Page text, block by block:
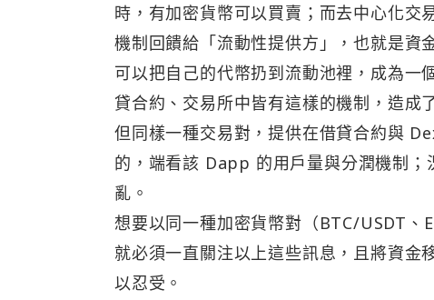
時，有加密貨幣可以買賣；而去中心化交
機制回饋給「流動性提供方」，也就是資
可以把自己的代幣扔到流動池裡，成為一
貸合約、交易所中皆有這樣的機制，造成
但同樣一種交易對，提供在借貸合約與
的，端看該 Dapp 的用戶量與分潤機制
亂。
想要以同一種加密貨幣對（BTC/USDT、
就必須一直關注以上這些訊息，且將資金
以忍受。